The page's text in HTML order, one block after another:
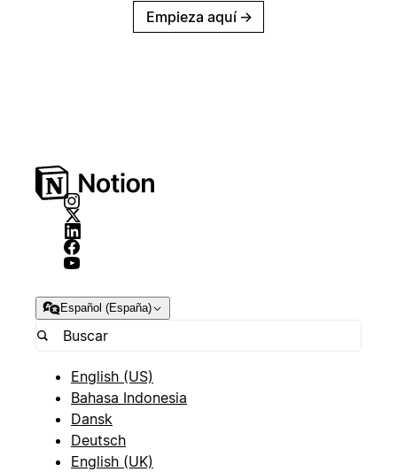
Empieza aquí →
Español (España)
English (US)
Bahasa Indonesia
Dansk
Deutsch
English (UK)